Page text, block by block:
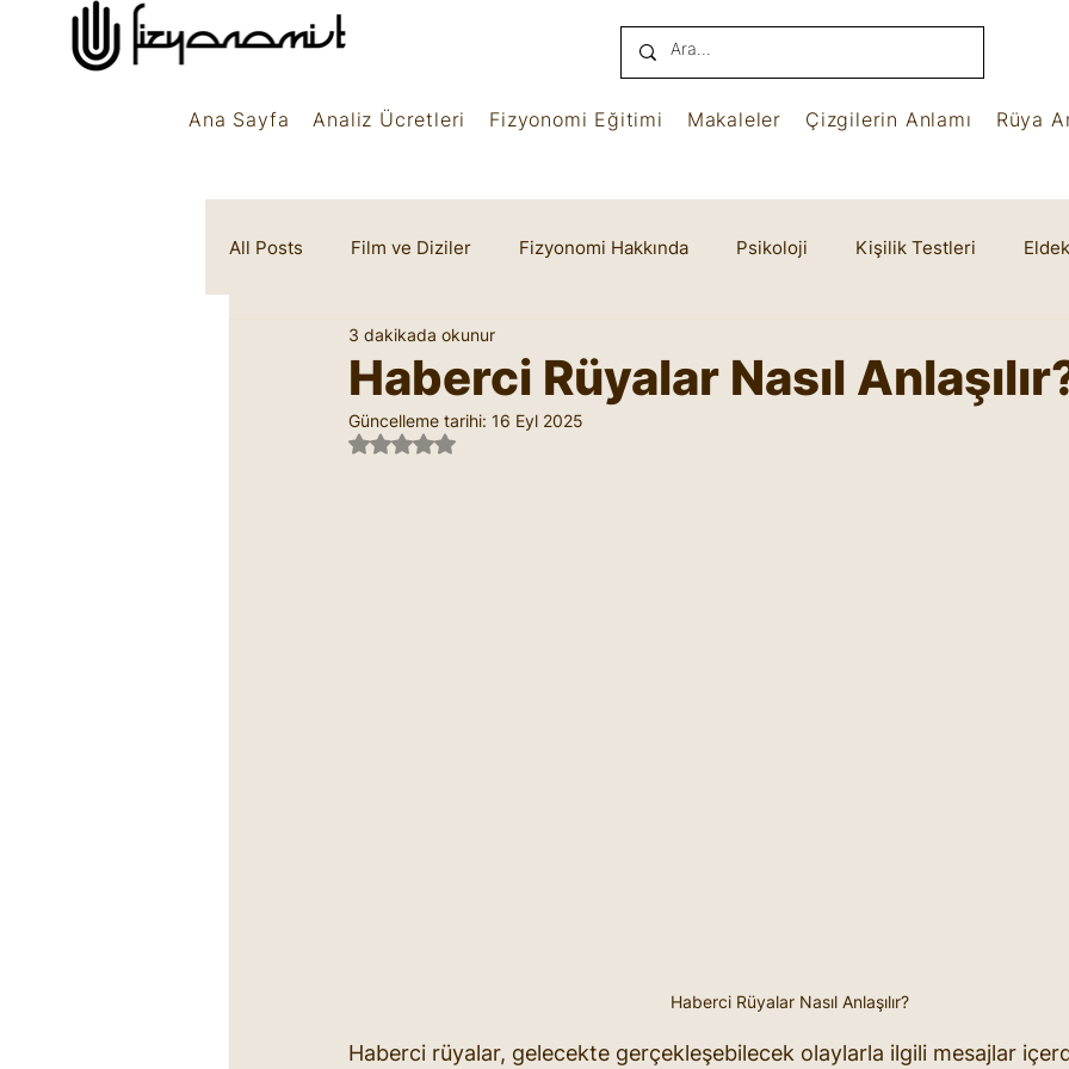
Ana Sayfa Analiz Ücretleri Fizyonomi Eğitimi Makaleler Çizgilerin Anlamı Rüya
All Posts Film ve Diziler Fizyonomi Hakkında Psikoloji Kişilik Testleri
Rüya Sembolleri Marifetname
Haberci Rüyalar Nasıl
3 dakikada okunur
Güncelleme tarihi: 16 Eyl 2025
5 üzerinden NaN yıldız
Haberci Rüyalar Nasıl Anlaşılır?
Haberci rüyalar, gelecekte gerçekleşebilecek olaylarla ilgili mesajlar